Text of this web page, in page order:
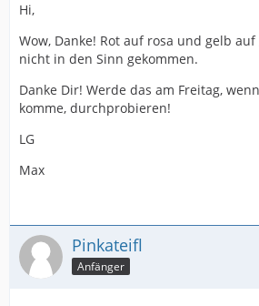
Hi,
Wow, Danke! Rot auf rosa und gelb
nicht in den Sinn gekommen.
Danke Dir! Werde das am Freitag,
komme, durchprobieren!
LG
Max
Pinkateifl
Anfänger